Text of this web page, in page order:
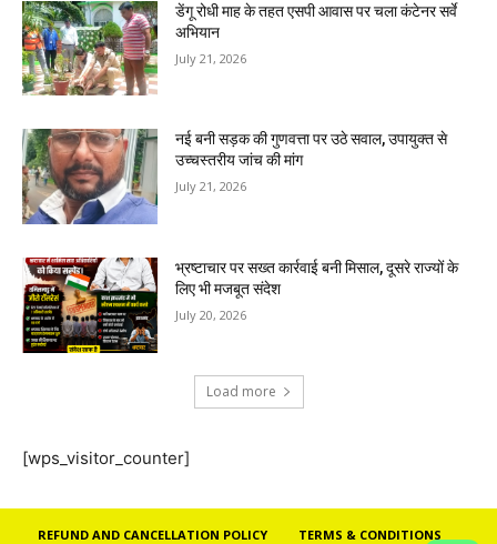
डेंगू रोधी माह के तहत एसपी आवास पर चला कंटेनर सर्वे
अभियान
July 21, 2026
नई बनी सड़क की गुणवत्ता पर उठे सवाल, उपायुक्त से
उच्चस्तरीय जांच की मांग
July 21, 2026
भ्रष्टाचार पर सख्त कार्रवाई बनी मिसाल, दूसरे राज्यों के
लिए भी मजबूत संदेश
July 20, 2026
Load more
[wps_visitor_counter]
REFUND AND CANCELLATION POLICY TERMS & CONDITIONS